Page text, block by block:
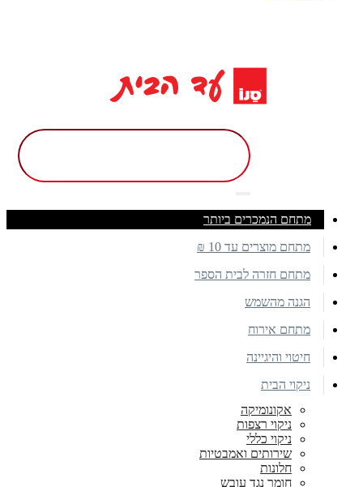
מתחם הנמכרים ביותר
מתחם מוצרים עד 10 ₪
מתחם חזרה לבית הספר
הגנה מהשמש
מתחם אירוח
חיטוי והיגיינה
ניקוי הבית
אקונומיקה
ניקוי רצפות
ניקוי כללי
שירותים ואמבטיות
חלונות
חומר נגד עובש